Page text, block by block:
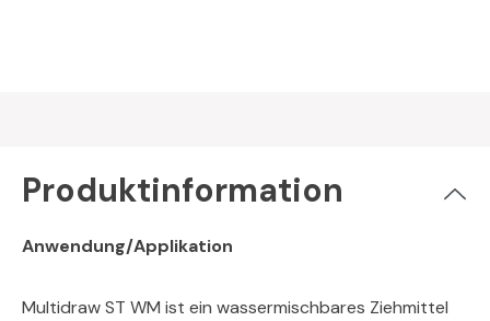
Produktinformation
Anwendung/Applikation
Multidraw ST WM ist ein wassermischbares Ziehmittel